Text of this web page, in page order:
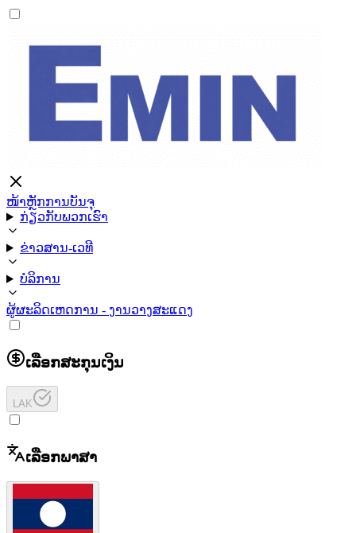
ໜ້າຫຼັກການບັນຈຸ
ກ່ຽວກັບພວກເຮົາ
ຂ່າວສານ-ເວທີ
ບໍລິການ
ຜູ້ຜະລິດເຫດການ - ງານວາງສະແດງ
ເລືອກສະກຸນເງິນ
LAK
ເລືອກພາສາ